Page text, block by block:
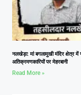
नलखेड़ा: मां बगलामुखी मंदिर क्षेत्र में
अतिक्रमणकारियों पर मेहरबानी
Read More »